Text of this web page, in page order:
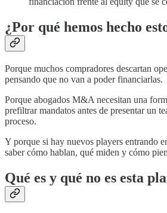
¿Por qué hemos hecho
Porque muchos compradores descartan
pensando que no van a poder financiarlas.
Porque abogados M&A necesitan una
prefiltrar mandatos antes de presentar un
proceso.
Y porque si hay nuevos players entrando
saber cómo hablan, qué miden y cómo
Qué es y qué no es esta